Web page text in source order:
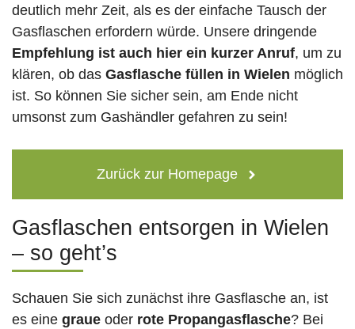
deutlich mehr Zeit, als es der einfache Tausch der
Gasflaschen erfordern würde. Unsere dringende
Empfehlung ist auch hier ein kurzer Anruf, um zu
klären, ob das Gasflasche füllen in Wielen möglich
ist. So können Sie sicher sein, am Ende nicht
umsonst zum Gashändler gefahren zu sein!
Zurück zur Homepage
Gasflaschen entsorgen in Wielen
– so geht’s
Schauen Sie sich zunächst ihre Gasflasche an, ist
es eine graue oder rote Propangasflasche? Bei